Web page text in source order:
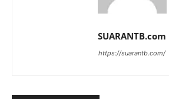
SUARANTB.com
https://suarantb.com/